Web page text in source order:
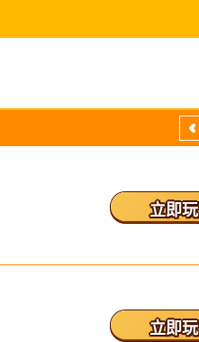
上
一
立即玩
立即玩